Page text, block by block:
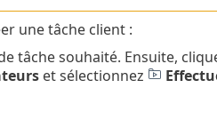
une tâche client :
tâche souhaité. Ensuite,
et sélectionnez